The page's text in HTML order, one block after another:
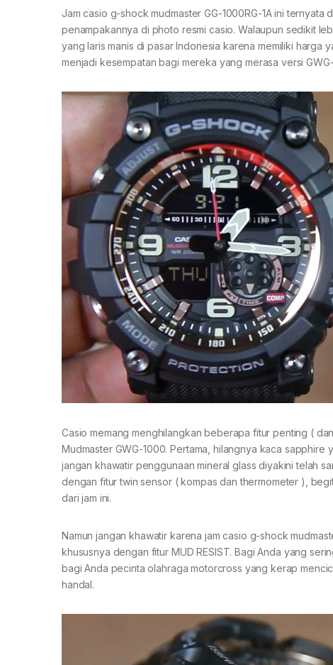
Jam casio g-shock mudmaster GG-1000RG-1A ini
penampakannya di photo resmi casio. Walaupun sedikit
yang laris manis di pasar Indonesia karena memiliki
menjadi kesempatan bagi mereka yang merasa versi
Casio memang menghilangkan beberapa fitur penting (
Mudmaster GWG-1000. Pertama, hilangnya kaca
jangan khawatir penggunaan mineral glass diyakini telah
dengan fitur twin sensor ( kompas dan thermometer ),
dari jam ini.
Namun jangan khawatir karena jam casio g-shock
khususnya dengan fitur MUD RESIST. Bagi Anda yang
bagi Anda pecinta olahraga motorcross yang kerap
handal.